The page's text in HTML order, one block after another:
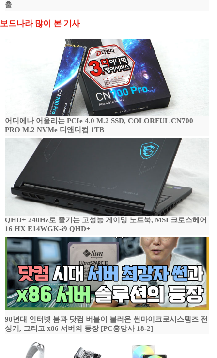
출
보드나라 많이 본 기사
어디에나 어울리는 PCIe 4.0 M.2 SSD, COLORFUL CN700
PRO M.2 NVMe 디앤디컴 1TB
QHD+ 240Hz로 즐기는 고성능 게이밍 노트북, MSI 크로스헤어
16 HX E14WGK-i9 QHD+
90년대 인터넷 붐과 닷컴 버블이 불러온 썬마이크로시스템즈 전
성기, 그리고 x86 서버의 등장 [PC흥망사 18-2]